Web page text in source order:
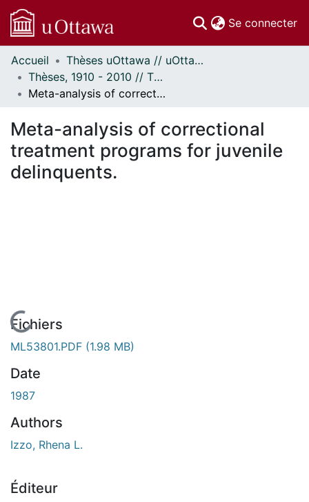
Se connecter
Communautés
et collections
Parcourir
À propos
Accueil
Thèses uOttawa // uOttawa Theses
Thèses, 1910 - 2010 // Theses, 1910 - 2010
Meta-analysis of correctional treatment programs for juvenile delinquents.
Meta-analysis of correctional
treatment programs for juvenile
delinquents.
En cours de chargement...
Fichiers
ML53801.PDF (1.98 MB)
Date
1987
Authors
Izzo, Rhena L.
Éditeur